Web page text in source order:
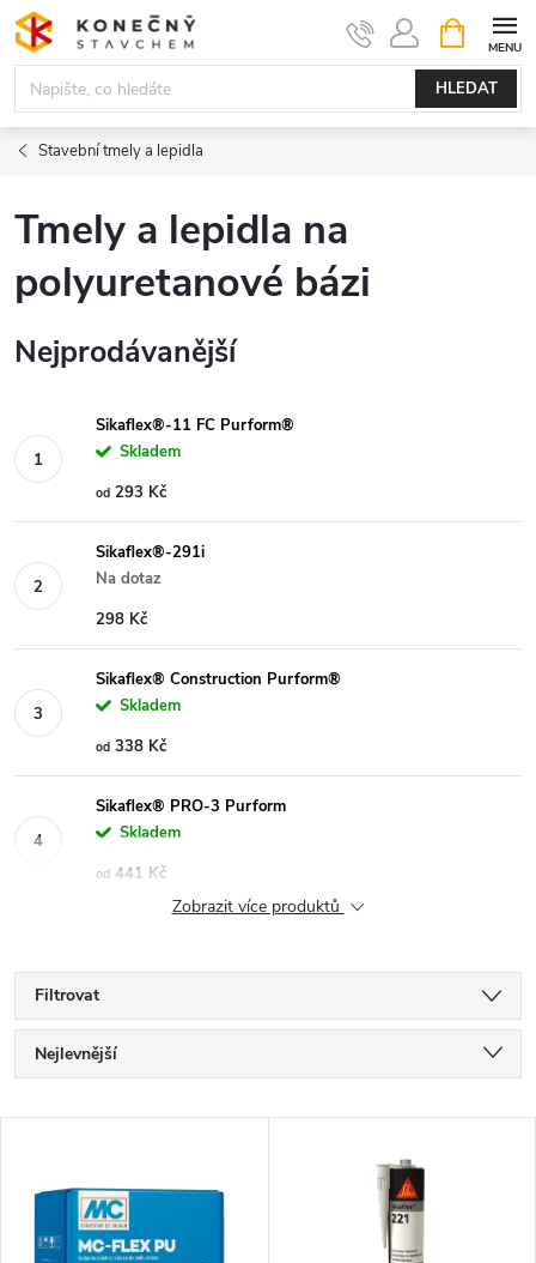
Přejít
na
obsah
HLEDAT
NÁKUPNÍ
KOŠÍK
Stavební tmely a lepidla
Tmely a lepidla na
polyuretanové bázi
Nejprodávanější
Sikaflex®-11 FC Purform®
Skladem
od 293 Kč
Sikaflex®-291i
Na dotaz
298 Kč
Sikaflex® Construction Purform®
Skladem
od 338 Kč
Sikaflex® PRO-3 Purform
Skladem
od 441 Kč
Zobrazit více produktů
Filtrovat
Ř
a
z
Nejlevnější
Abecedně
ý